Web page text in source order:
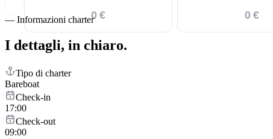
0 € 0 €
— Informazioni charter
I dettagli, in chiaro.
Tipo di charter
Bareboat
Check-in
17:00
Check-out
09:00